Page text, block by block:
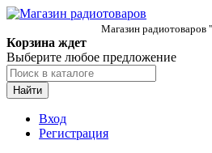
Магазин радиотоваров
Корзина ждет
Выберите любое предложение
Найти
Вход
Регистрация